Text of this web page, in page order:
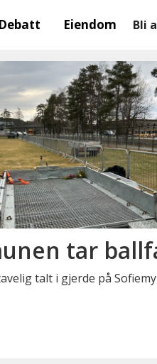
Debatt Eiendom Bli
tar
talt i gjerde på